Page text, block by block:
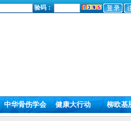
验码：
中华骨伤学会 健康大行动 柳欧基